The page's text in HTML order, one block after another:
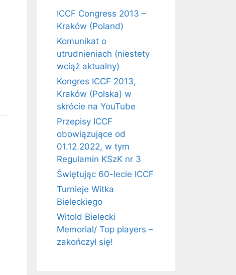
ICCF Congress 2013 –
Kraków (Poland)
Komunikat o
utrudnieniach (niestety
wciąż aktualny)
Kongres ICCF 2013,
Kraków (Polska) w
skrócie na YouTube
Przepisy ICCF
obowiązujące od
01.12.2022, w tym
Regulamin KSzK nr 3
Świętując 60-lecie ICCF
Turnieje Witka
Bieleckiego
Witold Bielecki
Memorial/ Top players –
zakończył się!